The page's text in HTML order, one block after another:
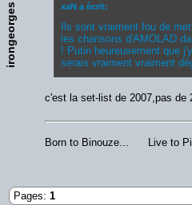
irongeorges xaN a écrit:
Ils sont vraiment fou de
les chansons d'AMOLAD
! Putin heureusement que
serais vraiment vraiment
c'est la set-list de 2007,pas de
Born to Binouze... Live to
Pages: 1